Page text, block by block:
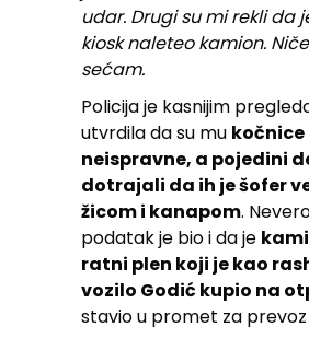
udar. Drugi su mi rekli da
kiosk naleteo kamion.
sećam.
Policija je kasnijim
utvrdila da su mu kočnice
neispravne, a pojedini
dotrajali da ih je šofer
žicom i kanapom.
podatak je bio i da je
ratni plen koji je kao
vozilo Godić kupio na
stavio u promet za